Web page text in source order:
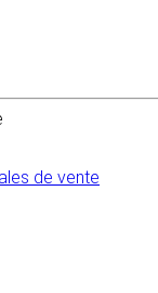
de vente